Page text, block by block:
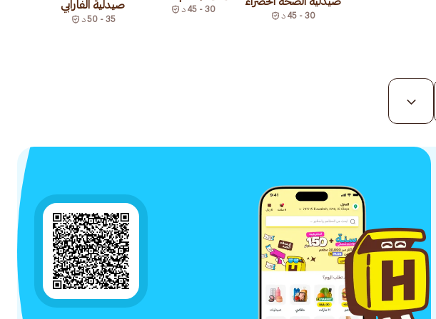
30 - 45 د
30 - 45 د صيدلية الفارابي
35 - 50 د